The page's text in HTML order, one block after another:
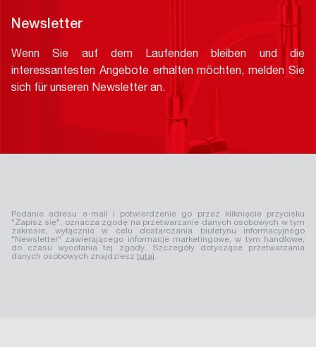
Newsletter
Wenn Sie auf dem Laufenden bleiben und die
interessantesten Angebote erhalten möchten, melden Sie
sich für unseren Newsletter an.
Podanie adresu e-mail i potwierdzenie go przez kliknięcie przycisku
"Zapisz się", oznacza zgodę na przetwarzanie danych osobowych w tym
zakresie, wyłącznie w celu dostarczania biuletynu informacyjnego
"Newsletter" zawierającego informacje marketingowe, w tym handlowe,
do czasu wycofania tej zgody. Szczegóły dotyczące przetwarzania
danych osobowych znajdziesz tutaj.